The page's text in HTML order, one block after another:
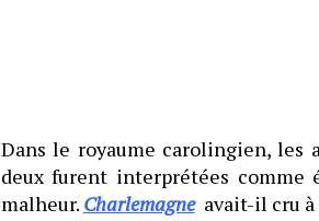
Dans le royaume carolingien, les
deux furent interprétées comme
malheur. Charlemagne avait-il cru